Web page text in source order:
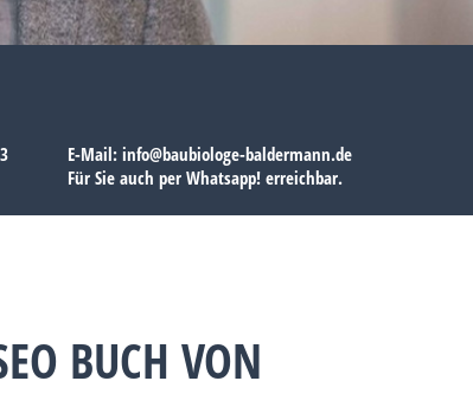
E-Mail: info@baubiologe-baldermann.de
Für Sie auch per Whatsapp! erreichbar.
BUCH VON